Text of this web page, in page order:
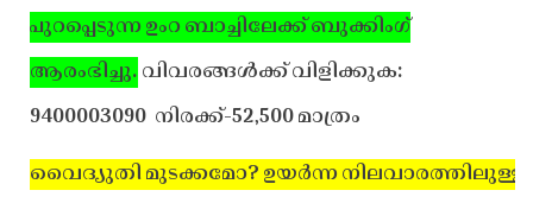
പുറപ്പെടുന്ന ഉംറ ബാച്ചിലേക്ക് ബുക്കിംഗ്
ആരംഭിച്ചു.വിവരങ്ങള്‍ക്ക് വിളിക്കുക:
9400003090 നിരക്ക്-52,500 മാത്രം
വൈദ്യുതി മുടക്കമോ? ഉയര്‍ന്ന നിലവാരത്തിലുള്ള